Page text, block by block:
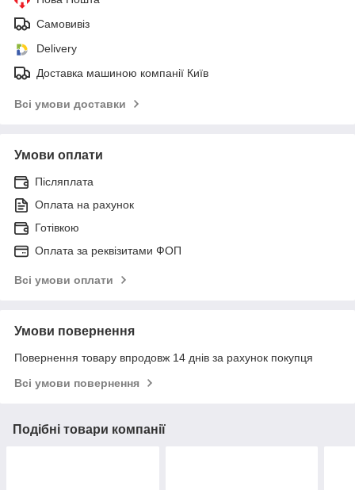
Самовивіз
Delivery
Доставка машиною компанії Київ
Всі умови доставки
Умови оплати
Післяплата
Оплата на рахунок
Готівкою
Оплата за реквізитами ФОП
Всі умови оплати
Умови повернення
Повернення товару впродовж 14 днів за рахунок покупця
Всі умови повернення
Подібні товари компанії